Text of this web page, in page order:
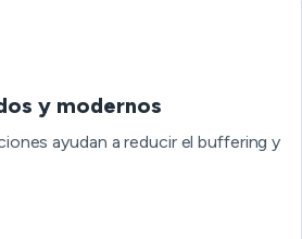
y modernos
ayudan a reducir el buffering y